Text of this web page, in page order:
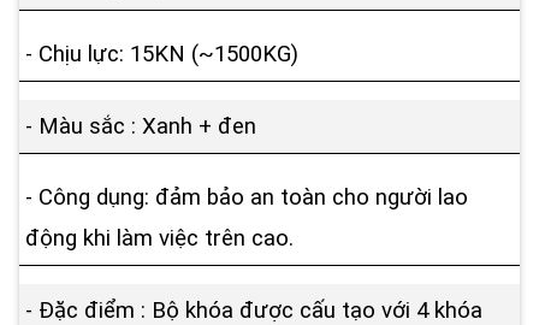
- Chịu lực: 15KN (~1500KG)
- Màu sắc : Xanh + đen
- Công dụng: đảm bảo an toàn cho người lao
động khi làm việc trên cao.
- Đặc điểm : Bộ khóa được cấu tạo với 4 khóa